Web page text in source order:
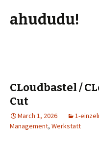
ahududu!
CLoudbastel /
Cut
March 1, 2026 1-
Management, Werkstatt